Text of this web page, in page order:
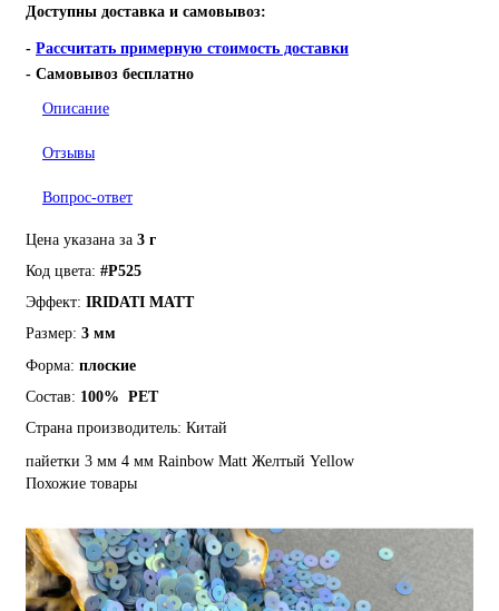
Доступны доставка и самовывоз:
- Рассчитать примерную стоимость доставки
- Самовывоз бесплатно
Описание
Отзывы
Вопрос-ответ
Цена указана за 3 г
Код цвета: #P525
Эффект: IRIDATI MATT
Размер: 3 мм
Форма: плоские
Состав: 100% PET
Страна производитель: Китай
пайетки 3 мм 4 мм Rainbow Matt Желтый Yellow
Похожие товары